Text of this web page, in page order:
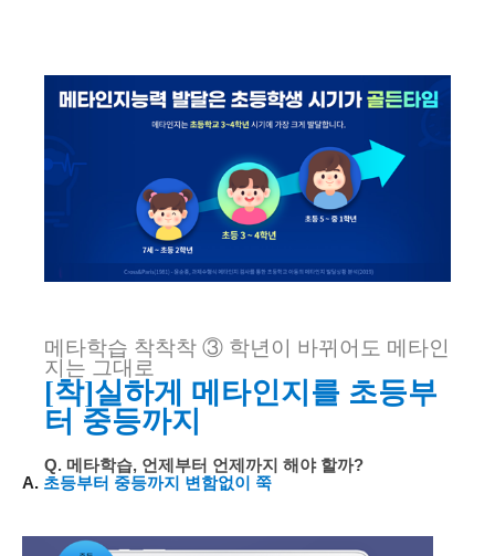
메타학습 착착착 ③ 학년이 바뀌어도 메타인
지는 그대로
[착]실하게 메타인지를 초등부
터 중등까지
Q. 메타학습, 언제부터 언제까지 해야 할까?
A. 초등부터 중등까지 변함없이 쭉